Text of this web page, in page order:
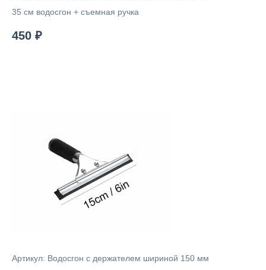
35 см водосгон + съемная ручка
450 ₽
Артикул: Водосгон с держателем шириной 150 мм